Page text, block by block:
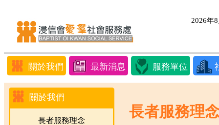
2026年
關於我們 最新消息 服務單位
關於我們
長者服務理念
長者服務理